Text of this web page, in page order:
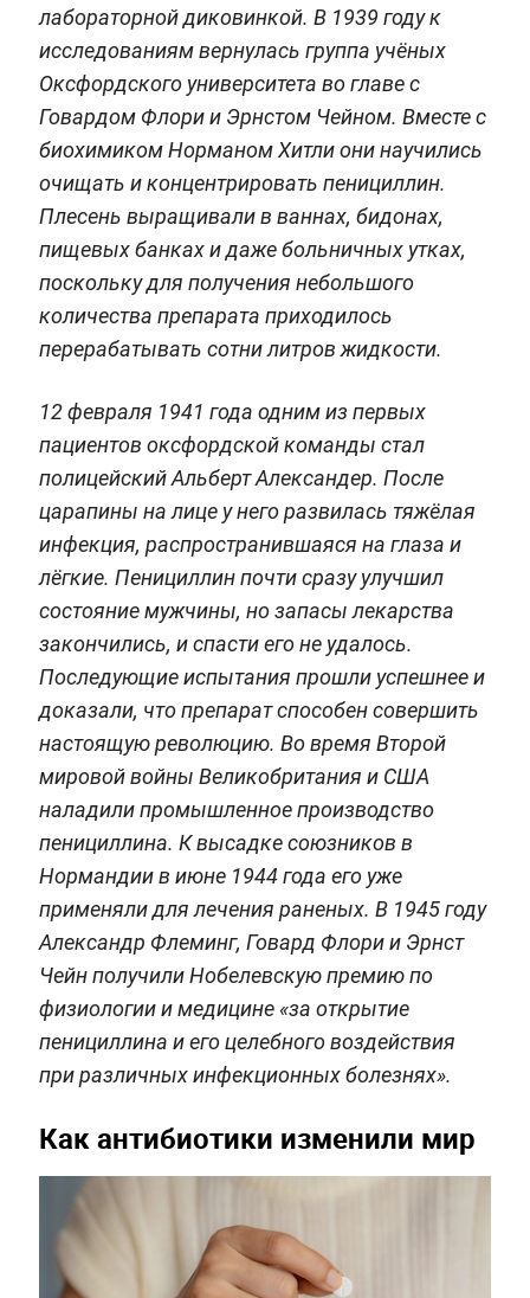
лабораторной диковинкой. В 1939 году к
исследованиям вернулась группа учёных
Оксфордского университета во главе с
Говардом Флори и Эрнстом Чейном. Вместе с
биохимиком Норманом Хитли они научились
очищать и концентрировать пенициллин.
Плесень выращивали в ваннах, бидонах,
пищевых банках и даже больничных утках,
поскольку для получения небольшого
количества препарата приходилось
перерабатывать сотни литров жидкости.
12 февраля 1941 года одним из первых
пациентов оксфордской команды стал
полицейский Альберт Александер. После
царапины на лице у него развилась тяжёлая
инфекция, распространившаяся на глаза и
лёгкие. Пенициллин почти сразу улучшил
состояние мужчины, но запасы лекарства
закончились, и спасти его не удалось.
Последующие испытания прошли успешнее и
доказали, что препарат способен совершить
настоящую революцию. Во время Второй
мировой войны Великобритания и США
наладили промышленное производство
пенициллина. К высадке союзников в
Нормандии в июне 1944 года его уже
применяли для лечения раненых. В 1945 году
Александр Флеминг, Говард Флори и Эрнст
Чейн получили Нобелевскую премию по
физиологии и медицине «за открытие
пенициллина и его целебного воздействия
при различных инфекционных болезнях».
Как антибиотики изменили мир